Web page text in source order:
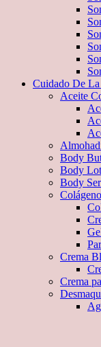
Cuidado De La
Aceite
Body
Body
Body
Crema
Crema